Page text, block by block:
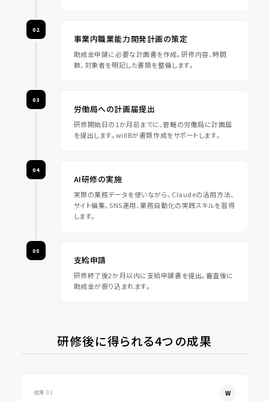
02
事業内職業能力開発計画の策定
助成金申請に必要な計画書を作成。研修内容、時間
数、対象者を明記した書類を整備します。
03
労働局への計画届提出
研修開始日の1か月前までに、管轄の労働局に計画届
を提出します。willBが書類作成をサポートします。
04
AI研修の実施
実際の業務データを使いながら、Claudeの活用方法、
サイト編集、SNS運用、業務自動化の実践スキルを習得
します。
05
支給申請
研修終了後2か月以内に支給申請書を提出。審査後に
助成金が振り込まれます。
研修後に得られる4つの成果
成果 01